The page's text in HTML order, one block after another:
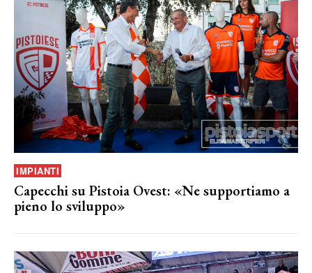
IMPIANTI
Capecchi su Pistoia Ovest: «Ne supportiamo a
pieno lo sviluppo»